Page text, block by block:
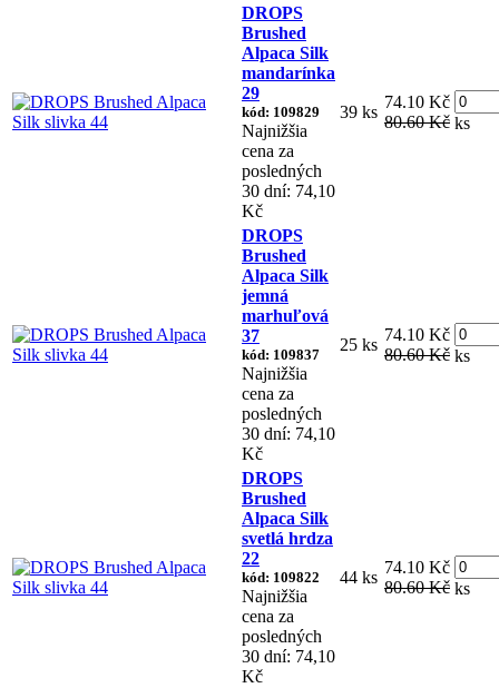
DROPS
Brushed
Alpaca Silk
mandarínka
29
kód: 109829
Najnižšia
cena za
posledných
30 dní: 74,10
Kč
39 ks
74.10 Kč
80.60 Kč ks
DROPS
Brushed
Alpaca Silk
jemná
marhuľová
37
kód: 109837
Najnižšia
cena za
posledných
30 dní: 74,10
Kč
25 ks
74.10 Kč
80.60 Kč ks
DROPS
Brushed
Alpaca Silk
svetlá hrdza
22
kód: 109822
Najnižšia
cena za
posledných
30 dní: 74,10
Kč
44 ks
74.10 Kč
80.60 Kč ks